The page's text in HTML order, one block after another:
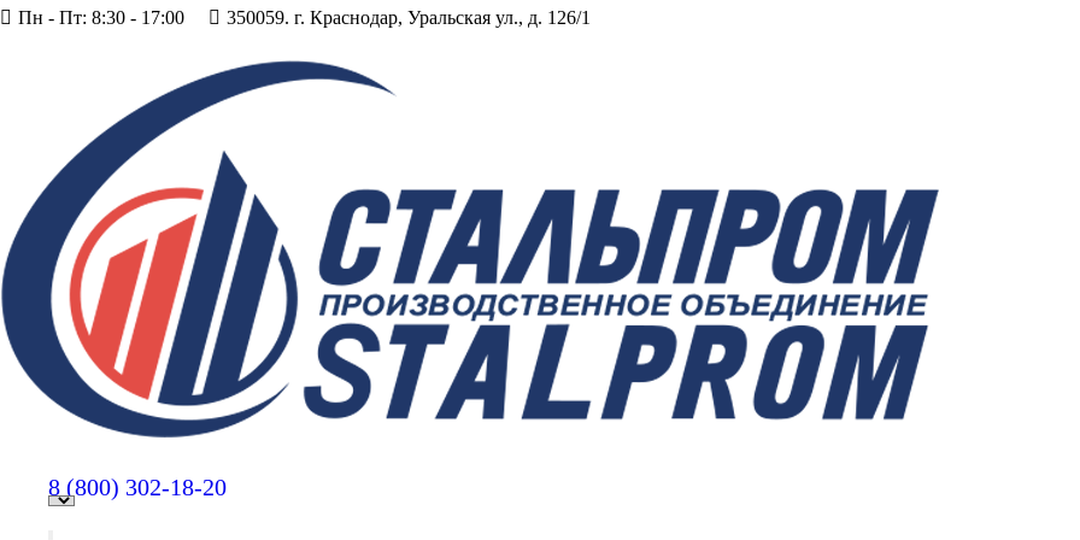
Пн - Пт: 8:30 - 17:00 350059. г. Краснодар, Уральская ул., д. 126/1
8 (800) 302-18-20